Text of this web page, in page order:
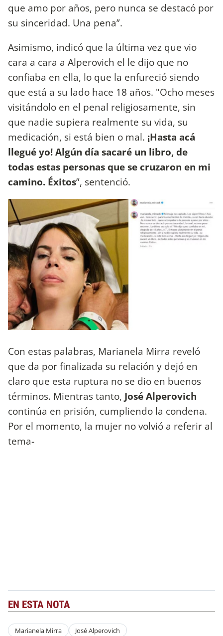
que amo por años, pero nunca se destacó por
su sinceridad. Una pena”.
Asimismo, indicó que la última vez que vio
cara a cara a Alperovich el le dijo que no
confiaba en ella, lo que la enfureció siendo
que está a su lado hace 18 años. "Ocho meses
visitándolo en el penal religiosamente, sin
que nadie supiera realmente su vida, su
medicación, si está bien o mal. ¡Hasta acá
llegué yo! Algún día sacaré un libro, de
todas estas personas que se cruzaron en mi
camino. Éxitos”, sentenció.
Con estas palabras, Marianela Mirra reveló
que da por finalizada su relación y dejó en
claro que esta ruptura no se dio en buenos
términos. Mientras tanto, José Alperovich
continúa en prisión, cumpliendo la condena.
Por el momento, la mujer no volvió a referir al
tema-
EN ESTA NOTA
Marianela Mirra José Alperovich